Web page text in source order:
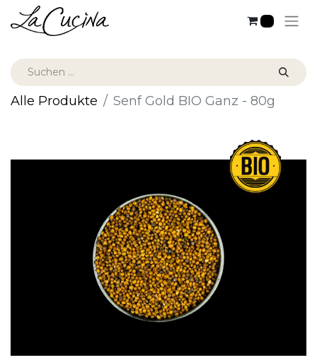
Alle Produkte Senf Gold BIO Ganz - 80g